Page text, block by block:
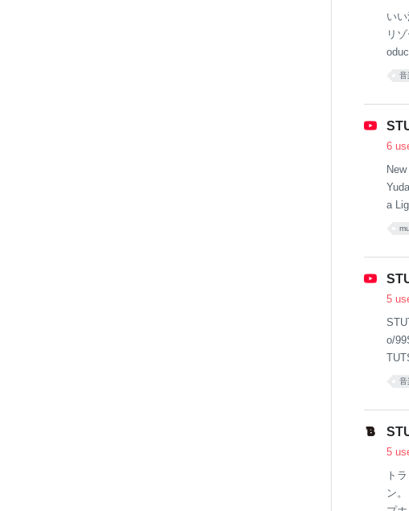
い
リ
d by
音
6
a
on
5
o/
音
5
ト
ン